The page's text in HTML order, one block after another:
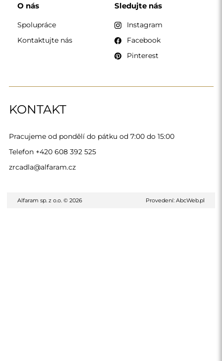
KONTAKT
Pracujeme od pondělí do pátku od 7:00 do 15:00
Telefon +420 608 392 525
zrcadla@alfaram.cz
O nás
Spolupráce
Kontaktujte nás
Sledujte nás
Instagram
Facebook
Pinterest
Alfaram sp. z o.o. © 2026 Provedení: AbcWeb.pl